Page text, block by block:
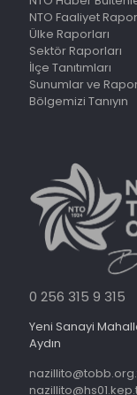
NTO Faaliyet
Ülke Raporları
Sektör Raporları
İlçe Tanıtımları
Sunumlar ve
Bölgemizi Tanıyın
0 256 315 9 315
Yeni Sanayi
Aydın